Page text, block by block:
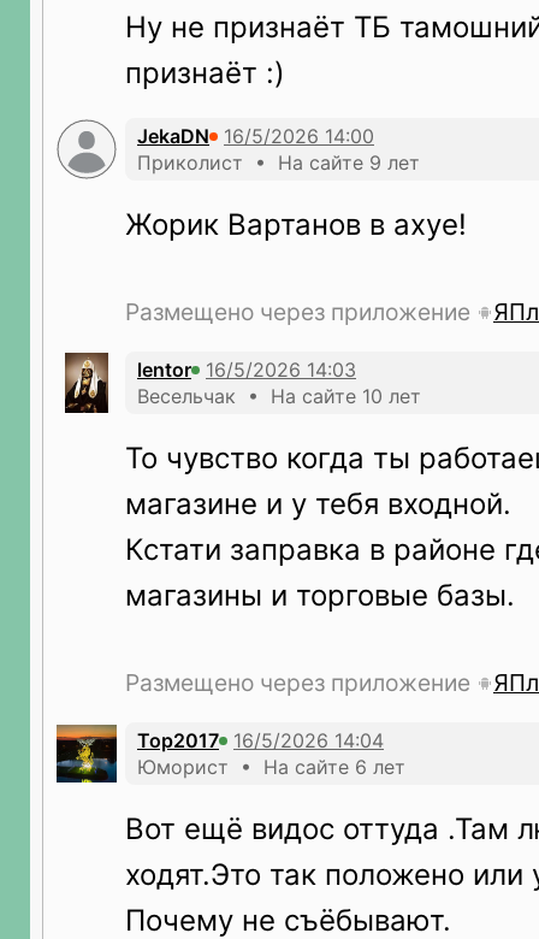
Ну не признаёт ТБ
признаёт :)
JekaDN
Приколист • На сайте 9 лет
Жорик Вартанов в ахуе!
Размещено через приложение
lentor
Весельчак • На сайте 10 лет
То чувство когда ты
магазине и у тебя входной.
Кстати заправка в районе
магазины и торговые базы.
Размещено через приложение
Top2017
Юморист • На сайте 6 лет
Вот ещё видос оттуда .Там
ходят.Это так положено или
Почему не съёбывают.